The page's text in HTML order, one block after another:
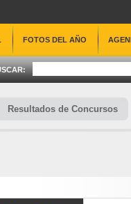
FOTOS DEL AÑO
Resultados de Concursos